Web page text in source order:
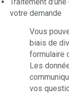
votre demande
Vous
biais de
formulaire
Les
vos